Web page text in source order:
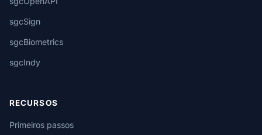
sgcSign
sgcBiometrics
sgcIndy
RECURSOS
Primeiros passos